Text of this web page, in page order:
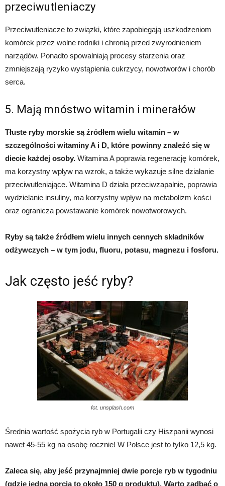
przeciwutleniaczy
Przeciwutleniacze to związki, które zapobiegają uszkodzeniom
komórek przez wolne rodniki i chronią przed zwyrodnieniem
narządów. Ponadto spowalniają procesy starzenia oraz
zmniejszają ryzyko wystąpienia cukrzycy, nowotworów i chorób
serca.
5. Mają mnóstwo witamin i minerałów
Tłuste ryby morskie są źródłem wielu witamin – w
szczególności witaminy A i D, które powinny znaleźć się w
diecie każdej osoby. Witamina A poprawia regenerację komórek,
ma korzystny wpływ na wzrok, a także wykazuje silne działanie
przeciwutleniające. Witamina D działa przeciwzapalnie, poprawia
wydzielanie insuliny, ma korzystny wpływ na metabolizm kości
oraz ogranicza powstawanie komórek nowotworowych.
Ryby są także źródłem wielu innych cennych składników
odżywczych – w tym jodu, fluoru, potasu, magnezu i fosforu.
Jak często jeść ryby?
fot. unsplash.com
Średnia wartość spożycia ryb w Portugalii czy Hiszpanii wynosi
nawet 45-55 kg na osobę rocznie! W Polsce jest to tylko 12,5 kg.
Zaleca się, aby jeść przynajmniej dwie porcje ryb w tygodniu
(gdzie jedna porcja to około 150 g produktu). Warto zadbać o